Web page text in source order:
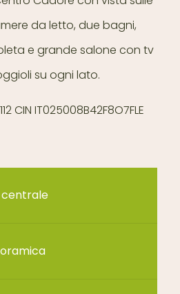
da letto, due bagni,
e grande salone con tv
su ogni lato.
CIN IT025008B42F8O7FLE
centrale